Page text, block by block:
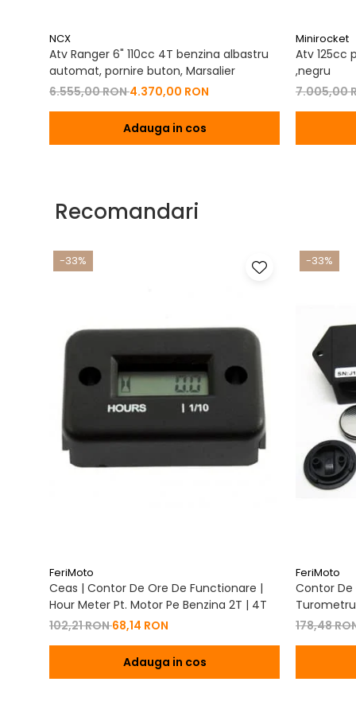
NCX
Atv Ranger 6" 110cc 4T benzina albastru
automat, pornire buton, Marsalier
6.555,00 RON4.370,00 RON
Adauga in cos
Minirocket
Atv 125cc
,negru
7.005,00
Recomandari
-33%
FeriMoto
Ceas | Contor De Ore De Functionare |
Hour Meter Pt. Motor Pe Benzina 2T | 4T
102,21 RON68,14 RON
Adauga in cos
-33%
FeriMoto
Contor De
Cu Capac
178,48